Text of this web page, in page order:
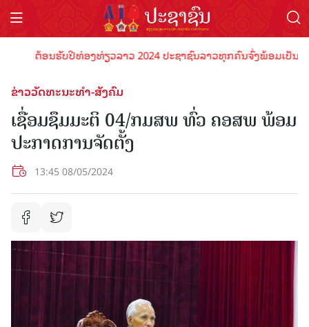
ຕ້ອນຮັບປີທ່ອງທ່ຽວລາວ 2024 ປະຊາຊົນລາວທຸກຄົນຈົ່ງພ້ອມເປັນເຈົ້
ຂ່າວວັດທະນະທຳ-ສັງຄົມ
ເຊື່ອມຊຶມມະຕິ 04/ກມສພ ທົ່ວ ຄອສພ ພ້ອມ
ປະກາດການຈັດຕັ້ງ
13:45 08/05/2024